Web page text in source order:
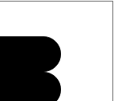
Aanmelden